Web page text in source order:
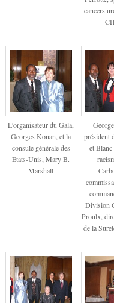
cancers
L’organisateur du Gala,
Georges Konan, et la
consule générale des
Etats-Unis, Mary B.
Marshall
président
et Blanc
Division
Proulx,
de la